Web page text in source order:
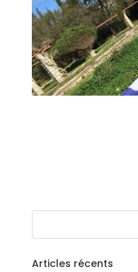
Articles récents